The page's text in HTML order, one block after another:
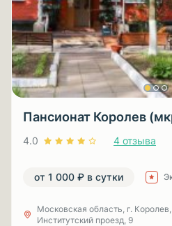
Пансионат Королев
4.0 4 отзыва
от 1 000 ₽ в сутки
Московская область, г.
Институтский проезд, 9